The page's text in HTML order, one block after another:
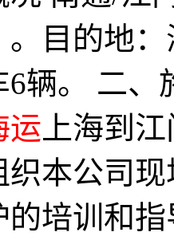
目的地
6辆。 二
运 上海到
织本公司
的培训和